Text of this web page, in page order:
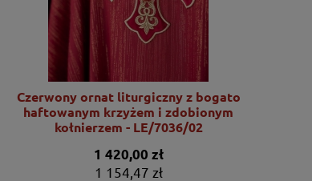
Czerwony ornat liturgiczny z bogato
haftowanym krzyżem i zdobionym
kołnierzem - LE/7036/02
1 420,00 zł
1 154,47 zł